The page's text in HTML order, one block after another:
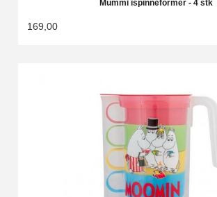
Mummi ispinneformer - 4 stk
169,00